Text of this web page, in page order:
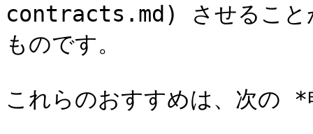
contracts.md) させること
ものです。
これらのおすすめは、次の